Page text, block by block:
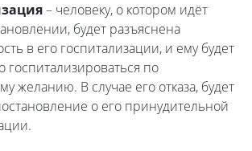
– человеку, о котором идёт
будет разъяснена
в его госпитализации, и ему будет
госпитализироваться по
желанию. В случае его отказа, будет
о его принудительной